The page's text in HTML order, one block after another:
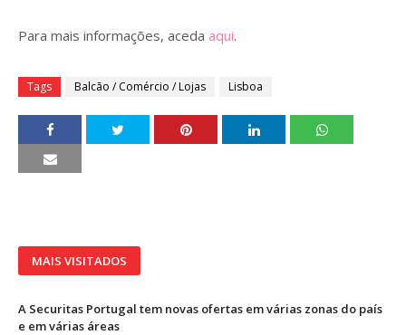
Para mais informações, aceda aqui.
Tags Balcão / Comércio / Lojas Lisboa
MAIS VISITADOS
A Securitas Portugal tem novas ofertas em várias zonas do país
e em várias áreas